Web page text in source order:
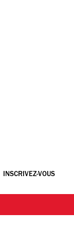
INSCRIVEZ-VOUS